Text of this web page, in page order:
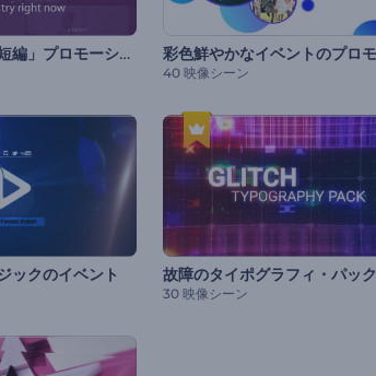
「イベント予告短編」プロモーションビデオセット
40 映像シーン
ックのイベント 故障のタイポグラフィ・パック
30 映像シーン